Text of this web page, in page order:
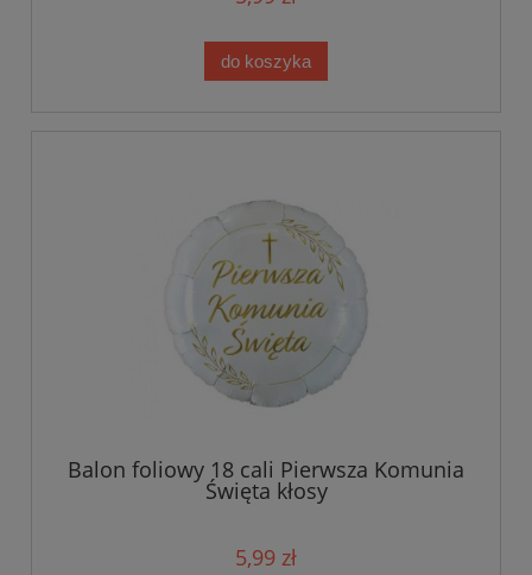
do koszyka
Balon foliowy 18 cali Pierwsza Komunia
Święta kłosy
5,99 zł